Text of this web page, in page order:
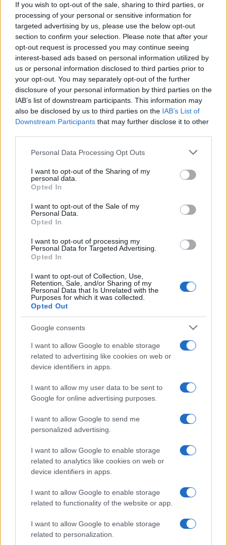
If you wish to opt-out of the sale, sharing to third parties, or
processing of your personal or sensitive information for
targeted advertising by us, please use the below opt-out
section to confirm your selection. Please note that after your
opt-out request is processed you may continue seeing
interest-based ads based on personal information utilized by
us or personal information disclosed to third parties prior to
your opt-out. You may separately opt-out of the further
disclosure of your personal information by third parties on the
IAB’s list of downstream participants. This information may
also be disclosed by us to third parties on the IAB’s List of
Downstream Participants that may further disclose it to other
Please note that this website/app uses one or more Google
not limited to your visit or usage behaviour. You may click to
grant or deny consent to Google and its third-party tags to
use your data for below specified purposes in below Google
consent section.
Personal Data Processing Opt Outs
I want to opt-out of the Sharing of my
personal data.
Opted In
I want to opt-out of the Sale of my
Personal Data.
Opted In
I want to opt-out of processing my
Personal Data for Targeted Advertising.
Opted In
I want to opt-out of Collection, Use,
Retention, Sale, and/or Sharing of my
Personal Data that Is Unrelated with the
Purposes for which it was collected.
Opted Out
Google consents
I want to allow Google to enable storage
related to advertising like cookies on web or
device identifiers in apps.
I want to allow my user data to be sent to
Google for online advertising purposes.
I want to allow Google to send me
personalized advertising.
I want to allow Google to enable storage
related to analytics like cookies on web or
device identifiers in apps.
I want to allow Google to enable storage
related to functionality of the website or app.
I want to allow Google to enable storage
related to personalization.
Ελληνική Αναπτυξιακή Τράπεζα: Με «προίκα» 2 δισ. ευρώ
ανοίγει δρόμο για δάνεια έως 5 δισ. σε μικρομεσαίες
Β.Σ. Καρούλιας: Τζίρος 98,7
κερδών 57% - Τα νέα
στοιχήματα σε low & non
alcohol
Deloitte Ελλάδος:
σύμβουλος της ΔΕΗ για την
είσοδο στην πολωνική
Η Chery επενδύει 75 εκατ. δολάρια στην KG Mobility
Το FIAT 500 Hybrid τώρα
από 18.990 ευρώ
Ατρόμητος και Novibet
συνεχίζουν μαζί: Ανανέωση
18η συνεχόμενη χρονιά για τον ΟΤΕ στη διεθνή σειρά
Alpha Bank: Για πρώτη φορά το Αρχαίο Θέατρο Επιδαύρου